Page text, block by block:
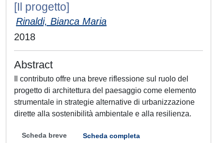
[Il progetto]
Rinaldi, Bianca Maria
2018
Abstract
Il contributo offre una breve riflessione sul ruolo del
progetto di architettura del paesaggio come elemento
strumentale in strategie alternative di urbanizzazione
dirette alla sostenibilità ambientale e alla resilienza.
Scheda breve Scheda completa